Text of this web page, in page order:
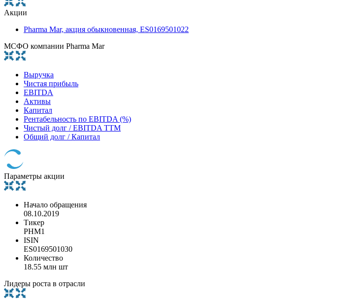
Акции
Pharma Mar, акция обыкновенная, ES0169501022
МСФО компании Pharma Mar
Выручка
Чистая прибыль
EBITDA
Активы
Капитал
Рентабельность по EBITDA (%)
Чистый долг / EBITDA TTM
Общий долг / Капитал
Параметры акции
Начало обращения
08.10.2019
Тикер
PHM1
ISIN
ES0169501030
Количество
18.55 млн шт
Лидеры роста в отрасли